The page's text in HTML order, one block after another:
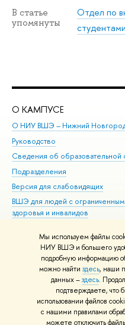
Мы используем файлы
НИУ ВШЭ и большего
подробную информацию
можно найти здесь, наши
данных –здесь.
подтверждаете, что
использовании файлов
с нашими правилами
можете отключить
В статье
упомянуты
Отдел по
О КАМПУСЕ
О НИУ ВШЭ – Нижний
Руководство
Сведения об образовательной
Подразделения
Версия для слабовидящих
ВШЭ для людей с
здоровья и инвалидов
© НИУ ВШЭ 1993–2026 Адреса
материалов Политика